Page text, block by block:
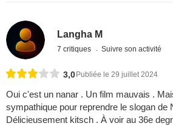
Langha M
7 critiques Suivre son activité
3,0Publiée le 29 juillet 2024
Oui c'est un nanar . Un film mauvais .
sympathique pour reprendre le slogan de
Délicieusement kitsch . À voir au 36e